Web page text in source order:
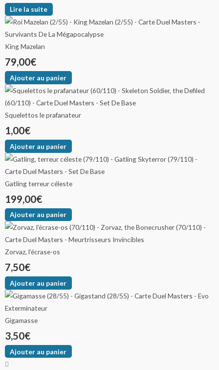
Lire la suite
King Mazelan
79,00€
Ajouter au panier
Squelettos le prafanateur
1,00€
Ajouter au panier
Gatling terreur céleste
199,00€
Ajouter au panier
Zorvaz, l’écrase-os
7,50€
Ajouter au panier
Gigamasse
3,50€
Ajouter au panier